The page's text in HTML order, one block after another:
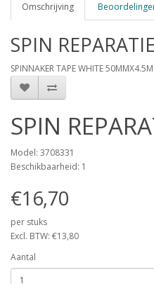
Omschrijving
SPIN
SPINNAKER TAPE WHITE 50MMX4.5M
SPIN
Model: 3708331
Beschikbaarheid: 1
€16,70
per stuks
Excl. BTW: €13,80
Aantal